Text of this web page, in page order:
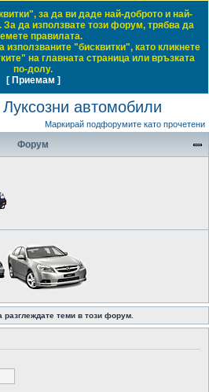
Club Bulgaria
Влез
Регистрация
/ Луксозни автомобили
с
н
теми
автомобили
Маркирай подфорумите като прочетени
Форум
теми в този форум.
за да ви даде най-доброто и най-
да използвате този форум, трябва да
правилата.
използваните "бисквитки", като кликнете
на главната страница или връзката
по-долу.
[ Приемам ]